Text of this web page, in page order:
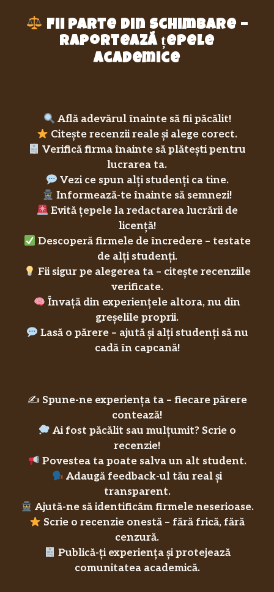
Fii parte din schimbare –
raportează țepele
academice
Află adevărul înainte să fii păcălit!
Citește recenzii reale și alege corect.
Verifică firma înainte să plătești pentru
lucrarea ta.
Vezi ce spun alți studenți ca tine.
Informează-te înainte să semnezi!
Evită țepele la redactarea lucrării de
licență!
Descoperă firmele de încredere – testate
de alți studenți.
Fii sigur pe alegerea ta – citește recenziile
verificate.
Învață din experiențele altora, nu din
greșelile proprii.
Lasă o părere – ajută și alți studenți să nu
cadă în capcană!
✍️ Spune-ne experiența ta – fiecare părere
contează!
Ai fost păcălit sau mulțumit? Scrie o
recenzie!
Povestea ta poate salva un alt student.
Adaugă feedback-ul tău real și
transparent.
Ajută-ne să identificăm firmele neserioase.
Scrie o recenzie onestă – fără frică, fără
cenzură.
Publică-ți experiența și protejează
comunitatea academică.